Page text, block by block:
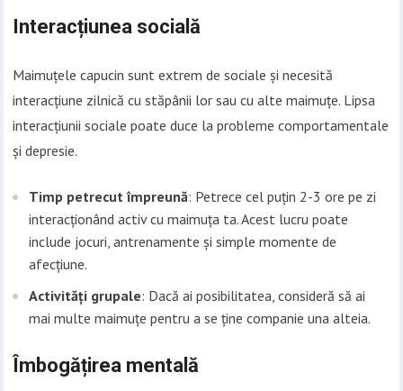
Interacțiunea socială
Maimuțele capucin sunt extrem de sociale și necesită
interacțiune zilnică cu stăpânii lor sau cu alte maimuțe. Lipsa
interacțiunii sociale poate duce la probleme comportamentale
și depresie.
Timp petrecut împreună: Petrece cel puțin 2-3 ore pe zi
interacționând activ cu maimuța ta. Acest lucru poate
include jocuri, antrenamente și simple momente de
afecțiune.
Activități grupale: Dacă ai posibilitatea, consideră să ai
mai multe maimuțe pentru a se ține companie una alteia.
Îmbogățirea mentală